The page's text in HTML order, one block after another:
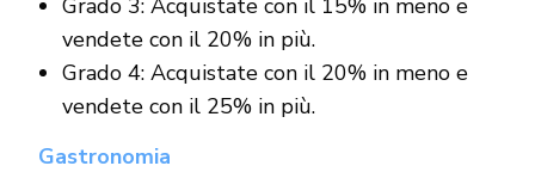
vendete con il 20% in più.
Grado 4: Acquistate con il 20% in meno e
vendete con il 25% in più.
Gastronomia